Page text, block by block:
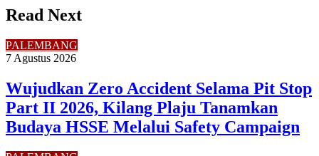
Read Next
PALEMBANG
7 Agustus 2026
Wujudkan Zero Accident Selama Pit Stop
Part II 2026, Kilang Plaju Tanamkan
Budaya HSSE Melalui Safety Campaign